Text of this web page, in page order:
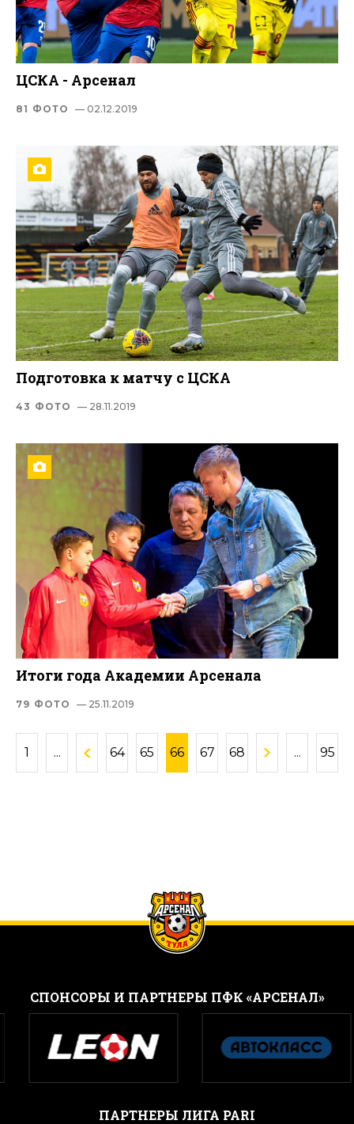
ЦСКА - Арсенал
81 ФОТО — 02.12.2019
Подготовка к матчу с ЦСКА
43 ФОТО — 28.11.2019
Итоги года Академии Арсенала
79 ФОТО — 25.11.2019
1 ... 64 65 66 67 68 ... 95
CПОНСОРЫ И ПАРТНЕРЫ ПФК «АРСЕНАЛ»
ПАРТНЕРЫ ЛИГА PARI